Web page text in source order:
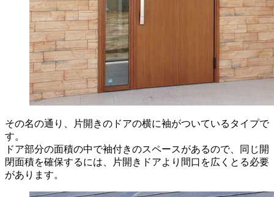
その名の通り、片開きのドアの横に袖がついているタイプで
す。
ドア部分の面積の中で袖付きのスペースがあるので、同じ開
閉面積を確保するには、片開きドアより間口を広くとる必要
があります。